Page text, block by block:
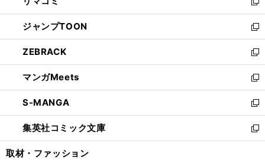
開
く
ウ
で
開
く
ィ
ン
ド
ウ
で
開
く
い
ウ
ィ
ン
ド
ウ
で
開
く
新
し
い
ウ
ィ
ン
ド
ウ
で
開
く
ジャンプTOON
新
し
い
ウ
ィ
ン
ド
ウ
で
開
ZEBRACK
新
し
い
ウ
ィ
ン
ド
ウ
マンガMeets
新
し
い
ウ
ィ
ン
S-MANGA
新
し
い
ウ
集英社コミック文庫
新
し
取材・ファッション